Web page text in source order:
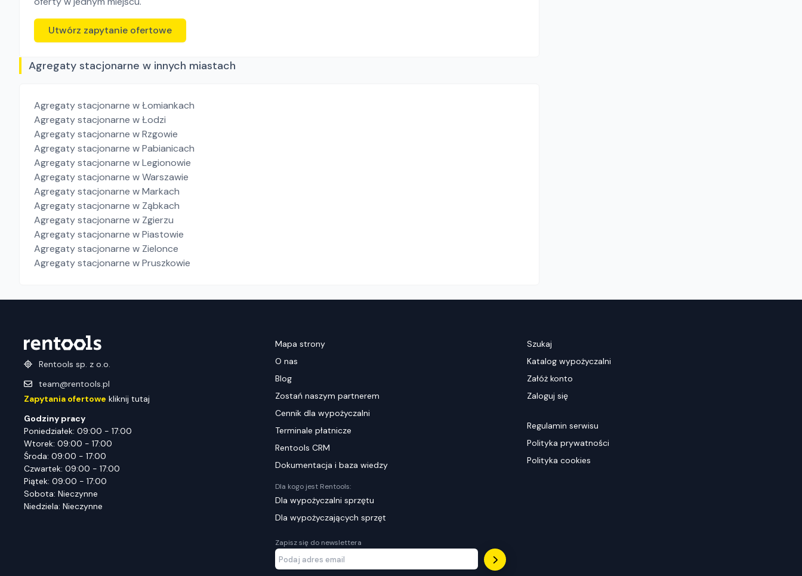
Utwórz zapytanie ofertowe
Agregaty stacjonarne w innych miastach
Agregaty stacjonarne w Łomiankach
Agregaty stacjonarne w Łodzi
Agregaty stacjonarne w Rzgowie
Agregaty stacjonarne w Pabianicach
Agregaty stacjonarne w Legionowie
Agregaty stacjonarne w Warszawie
Agregaty stacjonarne w Markach
Agregaty stacjonarne w Ząbkach
Agregaty stacjonarne w Zgierzu
Agregaty stacjonarne w Piastowie
Agregaty stacjonarne w Zielonce
Agregaty stacjonarne w Pruszkowie
Rentools sp. z o.o.
team@rentools.pl
Zapytania ofertowe kliknij tutaj
Godziny pracy
Poniedziałek: 09:00 - 17:00
Wtorek: 09:00 - 17:00
Środa: 09:00 - 17:00
Czwartek: 09:00 - 17:00
Piątek: 09:00 - 17:00
Sobota: Nieczynne
Niedziela: Nieczynne
Mapa strony
O nas
Blog
Zostań naszym partnerem
Cennik dla wypożyczalni
Terminale płatnicze
Rentools CRM
Dokumentacja i baza wiedzy
Dla kogo jest Rentools:
Dla wypożyczalni sprzętu
Dla wypożyczających sprzęt
Zapisz się do newslettera
Szukaj
Katalog wypożyczalni
Załóż konto
Zaloguj się
Regulamin serwisu
Polityka prywatności
Polityka cookies